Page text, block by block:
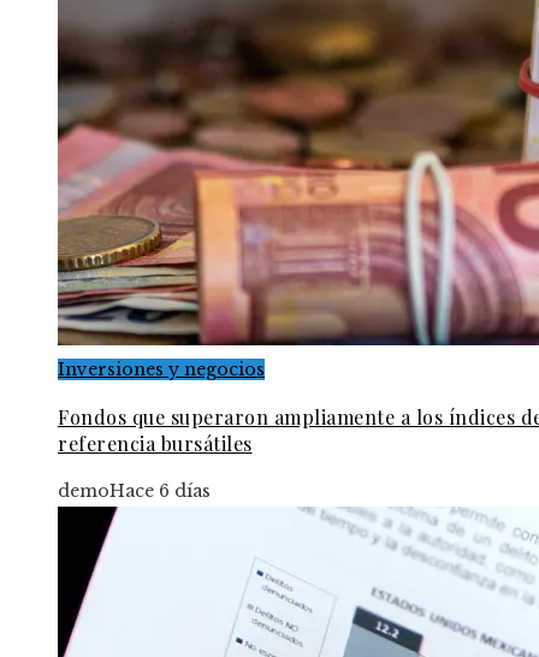
Inversiones y negocios
Fondos que superaron ampliamente a los índices
referencia bursátiles
demoHace 6 días